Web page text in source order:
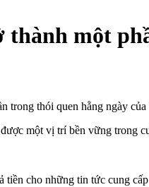
thành một
trong thói quen hằng ngày
một vị trí bền vững trong
tiền cho những tin tức cung